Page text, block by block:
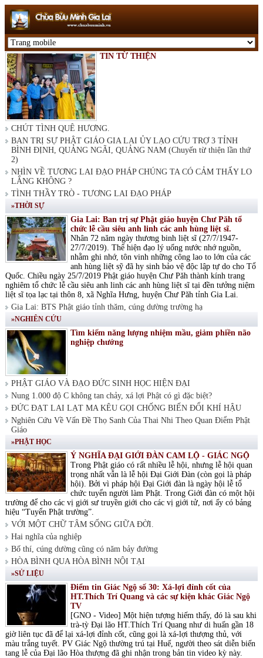
TIN TỪ THIỆN
CHÚT TÌNH QUÊ HƯƠNG.
BAN TRỊ SỰ PHẬT GIÁO GIA LAI ỦY LẠO CỨU TRỢ 3 TỈNH
BÌNH ĐỊNH, QUẢNG NGÃI, QUẢNG NAM (Chuyến từ thiện lần thứ
2)
NHÌN VỀ TƯƠNG LAI ĐẠO PHÁP CHÚNG TA CÓ CẢM THẤY LO
LẮNG KHÔNG ?
TÌNH THẦY TRÒ - TƯƠNG LAI ĐẠO PHÁP
»THỜI SỰ
Gia Lai: Ban trị sự Phật giáo huyện Chư Păh tổ
chức lễ cầu siêu anh linh các anh hùng liệt sĩ.
Nhân 72 năm ngày thương binh liệt sĩ (27/7/1947-
27/7/2019). Thể hiện đạo lý uống nước nhớ nguồn,
nhằm ghi nhớ, tôn vinh những công lao to lớn của các
anh hùng liệt sỹ đã hy sinh bảo vệ độc lập tự do cho Tổ
Quốc. Chiều ngày 25/7/2019 Phật giáo huyện Chư Păh thành kính trang
nghiêm tổ chức lễ cầu siêu anh linh các anh hùng liệt sĩ tại đền tưởng niệm
liệt sĩ tọa lạc tại thôn 8, xã Nghĩa Hưng, huyện Chư Păh tỉnh Gia Lai.
Gia Lai: BTS Phật giáo tỉnh thăm, cúng dường trường hạ
»NGHIÊN CỨU
Tìm kiếm năng lượng nhiệm mầu, giảm phiền não
nghiệp chướng
PHẬT GIÁO VÀ ĐẠO ĐỨC SINH HỌC HIỆN ĐẠI
Nung 1.000 độ C không tan chảy, xá lợi Phật có gì đặc biệt?
ĐỨC ĐẠT LAI LẠT MA KÊU GỌI CHỐNG BIẾN ĐỔI KHÍ HẬU
Nghiên Cứu Về Vấn Đề Thọ Sanh Của Thai Nhi Theo Quan Điểm Phật
Giáo
»PHẬT HỌC
Ý NGHĨA ĐẠI GIỚI ĐÀN CAM LỘ - GIÁC NGỘ
Trong Phật giáo có rất nhiều lễ hội, nhưng lễ hội quan
trọng nhất vẫn là lễ hội Đại Giới Đàn (còn gọi là pháp
hội). Bởi vì pháp hội Đại Giới đàn là ngày hội lễ tổ
chức tuyển người làm Phật. Trong Giới đàn có một hội
trường để cho các vị giới sư truyền giới cho các vị giới tử, nơi ấy có bảng
hiệu “Tuyển Phật trường”.
VỚI MỘT CHỮ TÂM SỐNG GIỮA ĐỜI.
Hai nghĩa của nghiệp
Bố thí, cúng dường cũng có năm bảy đường
HÒA BÌNH QUA HÒA BÌNH NỘI TẠI
»SỬ LIỆU
Điểm tin Giác Ngộ số 30: Xá-lợi đỉnh cốt của
HT.Thích Trí Quang và các sự kiện khác Giác Ngộ
TV
[GNO - Video] Một hiện tượng hiếm thấy, đó là sau khi
trà-tỳ Đại lão HT.Thích Trí Quang như di huấn gần 18
giờ liên tục đã để lại xá-lợi đỉnh cốt, cũng gọi là xá-lợi thượng thủ, với
màu trắng tuyết. PV Giác Ngộ thường trú tại Huế, người theo sát diễn biến
tang lễ của Đại lão Hòa thượng đã ghi nhận trong bản tin video kỳ này.